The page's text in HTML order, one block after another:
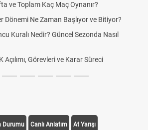
ve Toplam Kaç Maç Oynanır?
Dönemi Ne Zaman Başlıyor ve Bitiyor?
Kuralı Nedir? Güncel Sezonda Nasıl
Açılımı, Görevleri ve Karar Süreci
Durumu Canlı Anlatım At Yarışı